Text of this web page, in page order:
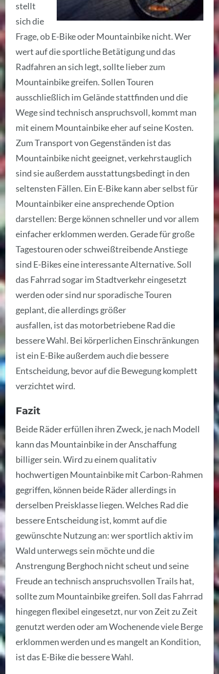
stellt
sich die
Frage, ob E-Bike oder Mountainbike nicht. Wer
wert auf die sportliche Betätigung und das
Radfahren an sich legt, sollte lieber zum
Mountainbike greifen. Sollen Touren
ausschließlich im Gelände stattfinden und die
Wege sind technisch anspruchsvoll, kommt man
mit einem Mountainbike eher auf seine Kosten.
Zum Transport von Gegenständen ist das
Mountainbike nicht geeignet, verkehrstauglich
sind sie außerdem ausstattungsbedingt in den
seltensten Fällen. Ein E-Bike kann aber selbst für
Mountainbiker eine ansprechende Option
darstellen: Berge können schneller und vor allem
einfacher erklommen werden. Gerade für große
Tagestouren oder schweißtreibende Anstiege
sind E-Bikes eine interessante Alternative. Soll
das Fahrrad sogar im Stadtverkehr eingesetzt
werden oder sind nur sporadische Touren
geplant, die allerdings größer
ausfallen, ist das motorbetriebene Rad die
bessere Wahl. Bei körperlichen Einschränkungen
ist ein E-Bike außerdem auch die bessere
Entscheidung, bevor auf die Bewegung komplett
verzichtet wird.
Fazit
Beide Räder erfüllen ihren Zweck, je nach Modell
kann das Mountainbike in der Anschaffung
billiger sein. Wird zu einem qualitativ
hochwertigen Mountainbike mit Carbon-Rahmen
gegriffen, können beide Räder allerdings in
derselben Preisklasse liegen. Welches Rad die
bessere Entscheidung ist, kommt auf die
gewünschte Nutzung an: wer sportlich aktiv im
Wald unterwegs sein möchte und die
Anstrengung Berghoch nicht scheut und seine
Freude an technisch anspruchsvollen Trails hat,
sollte zum Mountainbike greifen. Soll das Fahrrad
hingegen flexibel eingesetzt, nur von Zeit zu Zeit
genutzt werden oder am Wochenende viele Berge
erklommen werden und es mangelt an Kondition,
ist das E-Bike die bessere Wahl.